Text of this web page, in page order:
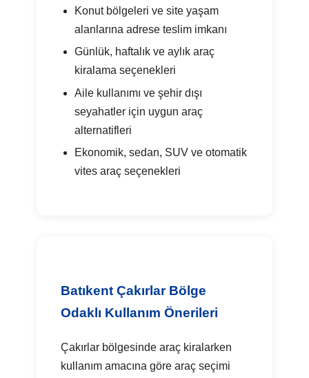
Konut bölgeleri ve site yaşam
alanlarına adrese teslim imkanı
Günlük, haftalık ve aylık araç
kiralama seçenekleri
Aile kullanımı ve şehir dışı
seyahatler için uygun araç
alternatifleri
Ekonomik, sedan, SUV ve otomatik
vites araç seçenekleri
Batıkent Çakırlar Bölge
Odaklı Kullanım Önerileri
Çakırlar bölgesinde araç kiralarken
kullanım amacına göre araç seçimi